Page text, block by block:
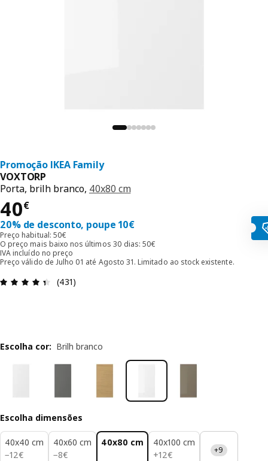
Promoção IKEA Family
VOXTORP
Porta, brilh branco, 40x80 cm
40€
Preço 40€
20% de desconto, poupe 10€
Preço habitual: 50€
O preço mais baixo nos últimos 30 dias: 50€
IVA incluído no preço
Preço válido de Julho 01 até Agosto 31. Limitado ao stock existente.
Avaliações: 4.4 de 5 estrelas. Total de
(431)
Escolha cor: Brilh branco
Escolha dimensões
40x40 cm
−12€
12€
40x60 cm
−8€
8€
40x80 cm
40x100 cm
+12€
12€ +9